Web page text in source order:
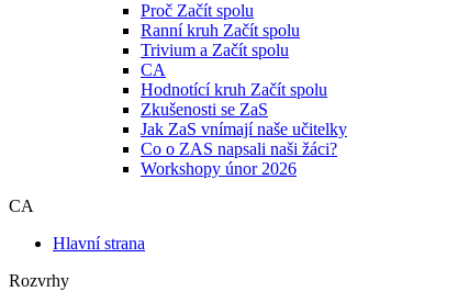
Proč Začít spolu
Ranní kruh Začít spolu
Trivium a Začít spolu
CA
Hodnotící kruh Začít spolu
Zkušenosti se ZaS
Jak ZaS vnímají naše učitelky
Co o ZAS napsali naši žáci?
Workshopy únor 2026
CA
Hlavní strana
Rozvrhy